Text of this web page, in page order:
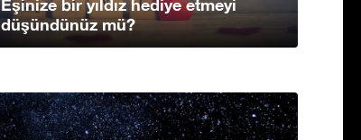
Eşinize bir yıldız hediye etmeyi
düşündünüz mü?